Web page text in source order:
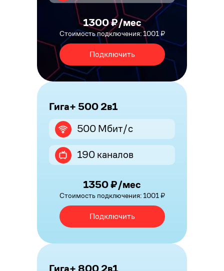
1300 ₽/мес
Стоимость подключения: 1001 ₽
Подключить
Гига+ 500 2в1
500 Мбит/с
190 каналов
1350 ₽/мес
Стоимость подключения: 1001 ₽
Подключить